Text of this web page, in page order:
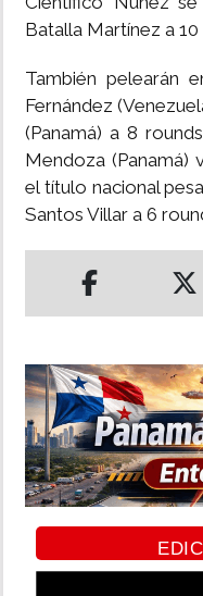
Batalla Martínez a
También pelearán
Fernández
(Panamá) a 8
Mendoza (Panamá)
el título nacional
Santos Villar a 6